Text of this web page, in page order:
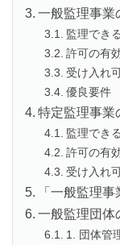
一般監理事業
監理でき
許可の有
受け入れ
優良要件
特定監理事業
監理でき
許可の有
受け入れ
「一般監理
一般監理団体
1. 団体管